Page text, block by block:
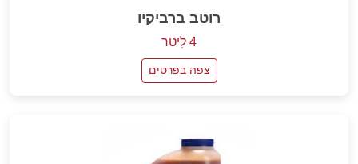
רוטב ברביקיו
4 לִיטר
צפה בפרטים